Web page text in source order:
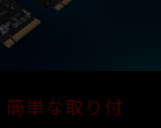
単な取り付